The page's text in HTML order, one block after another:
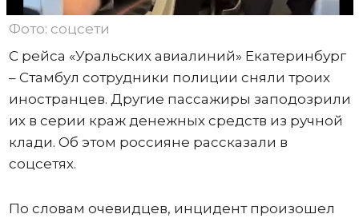
Фото: соцсети
С рейса «Уральских авиалиний» Екатеринбург
– Стамбул сотрудники полиции сняли троих
иностранцев. Другие пассажиры заподозрили
их в серии краж денежных средств из ручной
клади. Об этом россияне рассказали в
соцсетях.
По словам очевидцев, инцидент произошел